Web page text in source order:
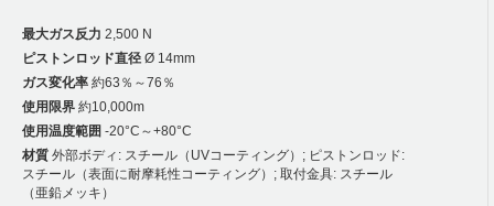
最大ガス反力 2,500 N
ピストンロッド直径 Ø 14mm
ガス変化率 約63％～76％
使用限界 約10,000m
使用温度範囲 -20°C～+80°C
材質 外部ボディ: スチール（UVコーティング）; ピストンロッド:
スチール（表面に耐摩耗性コーティング）; 取付金具: スチール
（亜鉛メッキ）